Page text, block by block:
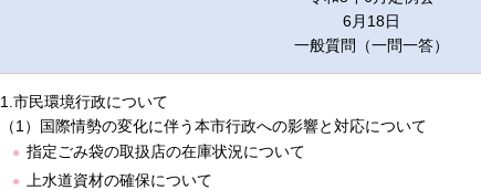
6月18日
一般質問（一問一答）
1.市民環境行政について
（1）国際情勢の変化に伴う本市行政への影響と対応について
指定ごみ袋の取扱店の在庫状況について
上水道資材の確保について